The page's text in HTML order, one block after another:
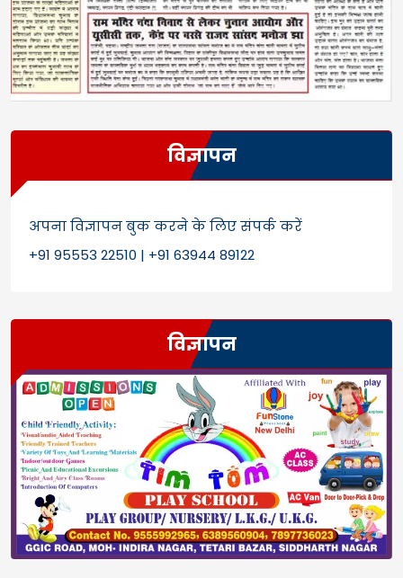
विज्ञापन
अपना विज्ञापन बुक करने के लिए संपर्क करें
+91 95553 22510 | +91 63944 89122
विज्ञापन